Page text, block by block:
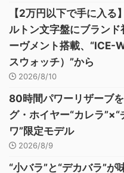
【2万円以下で手に入る
ルトン文字盤にブランド
ーヴメント搭載、“ICE-
スウォッチ）”から
2026/8/10
80時間パワーリザーブ
グ・ホイヤー“カレラ
ワ”限定モデル
2026/8/9
“小バラ”と“デカバラ”が